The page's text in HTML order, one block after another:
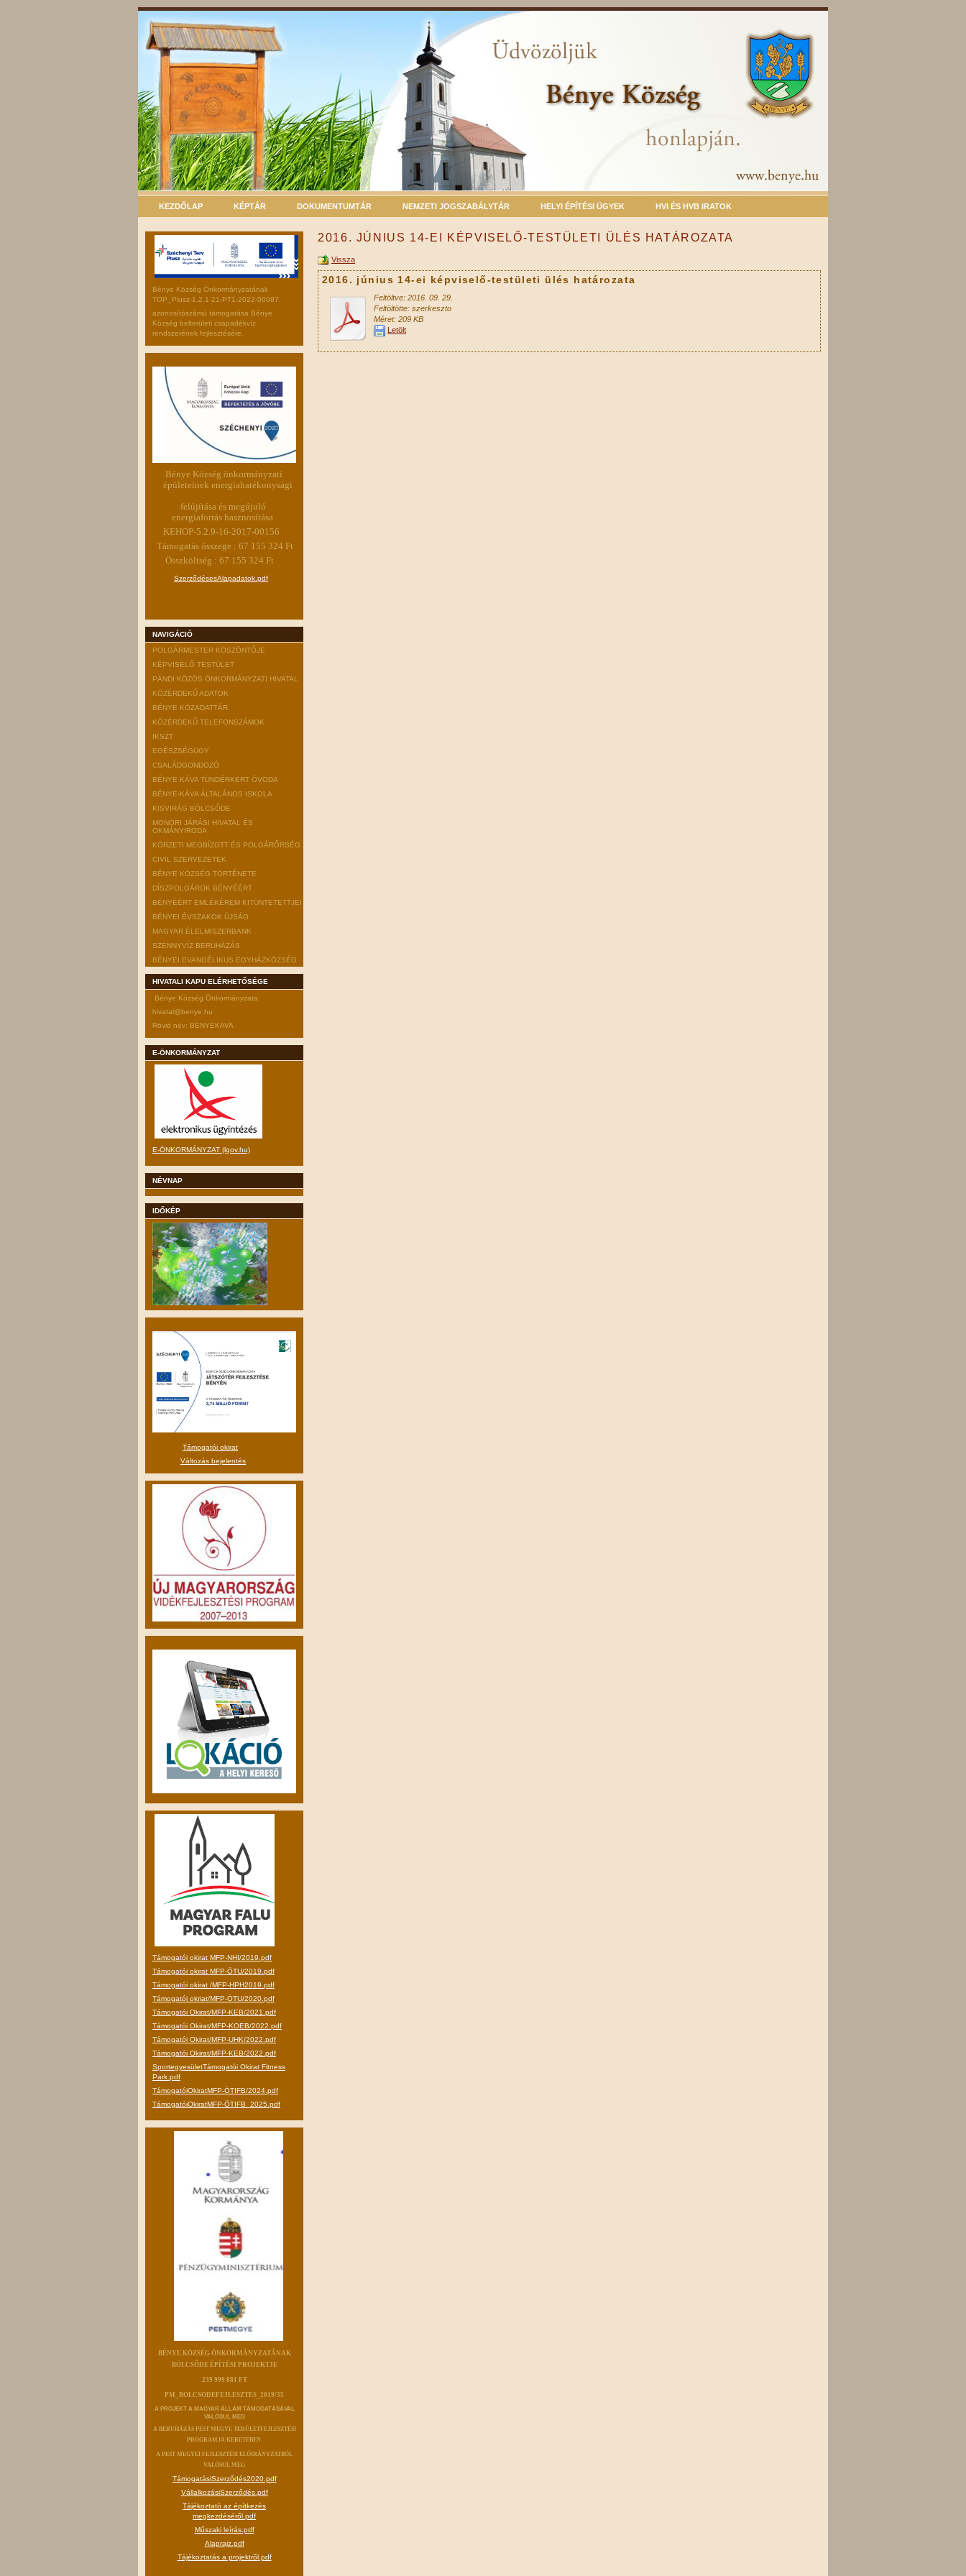
KEZDŐLAP KÉPTÁR DOKUMENTUMTÁR NEMZETI JOGSZABÁLYTÁR HELYI ÉPÍTÉSI ÜGYEK HVI ÉS HVB IRATOK
Bénye Község Önkormányzatának
TOP_Plusz-1.2.1-21-PT1-2022-00087.
azonosítószámú támogatása Bénye
Község belterületi csapadékvíz
rendszerének fejlesztésére.
Bénye Község önkormányzati
épületeinek energiahatékonysági
felújítása és megújuló
energiaforrás hasznosítása
KEHOP-5.2.9-16-2017-00156
Támogatás összege : 67 155 324 Ft
Összköltség : 67 155 324 Ft
SzerződésesAlapadatok.pdf
NAVIGÁCIÓ
POLGÁRMESTER KÖSZÖNTŐJE
KÉPVISELŐ TESTÜLET
PÁNDI KÖZÖS ÖNKORMÁNYZATI HIVATAL
KÖZÉRDEKŰ ADATOK
BÉNYE KÖZADATTÁR
KÖZÉRDEKŰ TELEFONSZÁMOK
IKSZT
EGÉSZSÉGÜGY
CSALÁDGONDOZÓ
BÉNYE KÁVA TÜNDÉRKERT ÓVODA
BÉNYE-KÁVA ÁLTALÁNOS ISKOLA
KISVIRÁG BÖLCSŐDE
MONORI JÁRÁSI HIVATAL ÉS
OKMÁNYIRODA
KÖRZETI MEGBÍZOTT ÉS POLGÁRŐRSÉG
CIVIL SZERVEZETEK
BÉNYE KÖZSÉG TÖRTÉNETE
DÍSZPOLGÁROK BÉNYÉÉRT
BÉNYÉÉRT EMLÉKÉREM KITÜNTETETTJEI
BÉNYEI ÉVSZAKOK ÚJSÁG
MAGYAR ÉLELMISZERBANK
SZENNYVÍZ BERUHÁZÁS
BÉNYEI EVANGÉLIKUS EGYHÁZKÖZSÉG
HIVATALI KAPU ELÉRHETŐSÉGE
Bénye Község Önkormányzata
hivatal@benye.hu
Rövid név: BENYEKAVA
E-ÖNKORMÁNYZAT
E-ÖNKORMÁNYZAT (lgov.hu)
NÉVNAP
IDŐKÉP
Támogatói okirat
Változás bejelentés
Támogatói okirat MFP-NHI/2019.pdf
Támogatói okirat MFP-ÖTU/2019.pdf
Támogatói okirat /MFP-HPH2019.pdf
Támogatói okriat/MFP-ÖTU/2020.pdf
Támogatói Okirat/MFP-KEB/2021.pdf
Támogatói Okirat/MFP-KOEB/2022.pdf
Támogatói Okirat/MFP-UHK/2022.pdf
Támogatói Okirat/MFP-KEB/2022.pdf
SportegyesületTámogatói Okirat Fitness
Park.pdf
TámogatóiOkiratMFP-ÖTIFB/2024.pdf
TámogatóiOkiratMFP-ÖTIFB_2025.pdf
BÉNYE KÖZSÉG ÖNKORMÁNYZATÁNAK
BÖLCSŐDE ÉPÍTÉSI PROJEKTJE
239 999 881 FT
PM_BOLCSODEFEJLESZTES_2019/35
A PROJEKT A MAGYAR ÁLLAM TÁMOGATÁSÁVAL
VALÓSUL MEG
A BERUHÁZÁS PEST MEGYE TERÜLETFEJLESZTÉSI
PROGRAMJA KERETÉBEN
A PEST MEGYEI FEJLESZTÉSI ELŐIRÁNYZATBÓL
VALÓSUL MEG
TámogatásiSzerződés2020.pdf
VállalkozásiSzerződés.pdf
Tájékoztató az építkezés
megkezdéséről.pdf
Műszaki leírás.pdf
Alaprajz.pdf
Tájékoztatás a projektről.pdf
2016. JÚNIUS 14-EI KÉPVISELŐ-TESTÜLETI ÜLÉS HATÁROZATA
Vissza
2016. június 14-ei képviselő-testületi ülés határozata
Feltöltve: 2016. 09. 29.
Feltöltötte: szerkeszto
Méret: 209 KB
Letölt